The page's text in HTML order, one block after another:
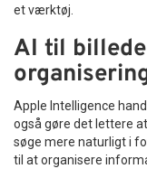
et værktøj.
AI til
Apple Intelligence
også gøre det lettere
søge mere naturligt i
til at organisere